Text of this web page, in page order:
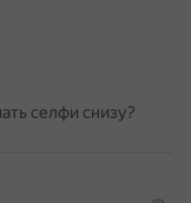
селфи снизу?